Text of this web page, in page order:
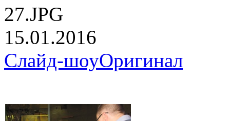
27.JPG
15.01.2016
Слайд-шоуОригинал